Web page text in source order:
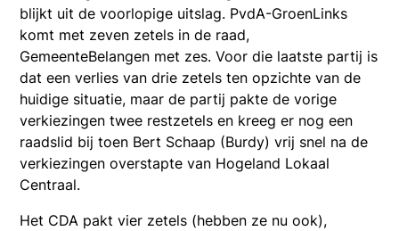
blijkt uit de voorlopige uitslag. PvdA-GroenLinks
komt met zeven zetels in de raad,
GemeenteBelangen met zes. Voor die laatste partij is
dat een verlies van drie zetels ten opzichte van de
huidige situatie, maar de partij pakte de vorige
verkiezingen twee restzetels en kreeg er nog een
raadslid bij toen Bert Schaap (Burdy) vrij snel na de
verkiezingen overstapte van Hogeland Lokaal
Centraal.
Het CDA pakt vier zetels (hebben ze nu ook),